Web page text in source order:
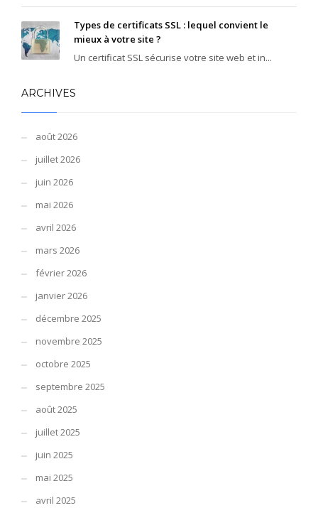
Types de certificats SSL : lequel convient le
mieux à votre site ?
Un certificat SSL sécurise votre site web et in...
ARCHIVES
août 2026
juillet 2026
juin 2026
mai 2026
avril 2026
mars 2026
février 2026
janvier 2026
décembre 2025
novembre 2025
octobre 2025
septembre 2025
août 2025
juillet 2025
juin 2025
mai 2025
avril 2025